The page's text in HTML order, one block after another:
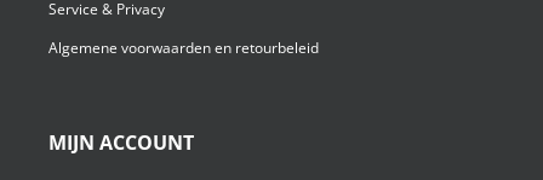
Service & Privacy
Algemene voorwaarden en retourbeleid
MIJN ACCOUNT